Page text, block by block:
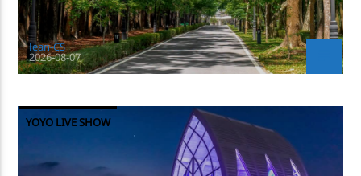
Jean-CS
2026-08-07
YOYO LIVE SHOW